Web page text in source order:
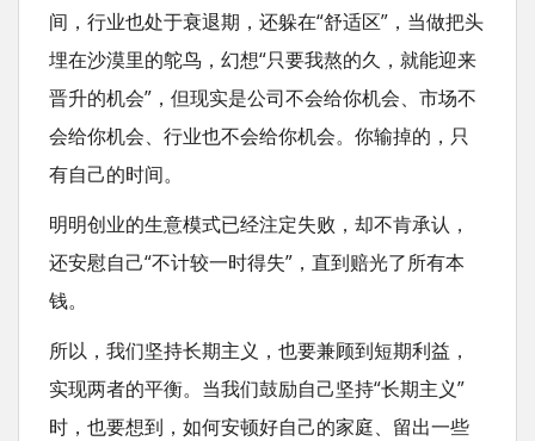
间，行业也处于衰退期，还躲在“舒适区”，当做把头
埋在沙漠里的鸵鸟，幻想“只要我熬的久，就能迎来
晋升的机会”，但现实是公司不会给你机会、市场不
会给你机会、行业也不会给你机会。你输掉的，只
有自己的时间。
明明创业的生意模式已经注定失败，却不肯承认，
还安慰自己“不计较一时得失”，直到赔光了所有本
钱。
所以，我们坚持长期主义，也要兼顾到短期利益，
实现两者的平衡。当我们鼓励自己坚持“长期主义”
时，也要想到，如何安顿好自己的家庭、留出一些